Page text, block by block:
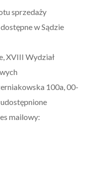
sprzedaży
w Sądzie
XVIII Wydział
100a, 00-
mailowy: